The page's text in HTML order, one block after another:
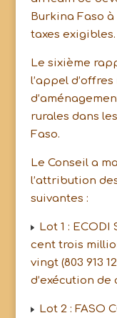
Burkina Faso
taxes exigibles.
Le sixième
l’appel
rurales dans
Faso.
Le Conseil a
l’attribution
suivantes :
Lot 1 :
cent trois
vingt (803 913
d’exécution de
Lot 2 : FASO